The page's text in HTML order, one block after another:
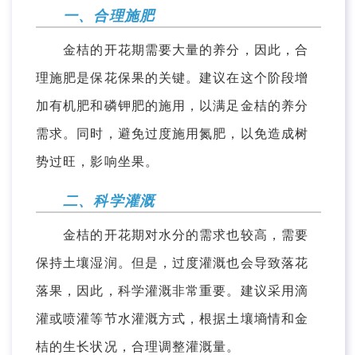
一、合理施肥
金桔的开花期需要大量的养分，因此，合
理施肥是保花保果的关键。建议在这个阶段增
加有机肥和磷钾肥的施用，以满足金桔的养分
需求。同时，避免过度施用氮肥，以免造成树
势过旺，影响坐果。
二、科学灌溉
金桔的开花期对水分的需求也较高，需要
保持土壤湿润。但是，过度灌溉也会导致落花
落果，因此，科学灌溉非常重要。建议采用滴
灌或喷灌等节水灌溉方式，根据土壤墒情和金
桔的生长状况，合理调整灌溉量。